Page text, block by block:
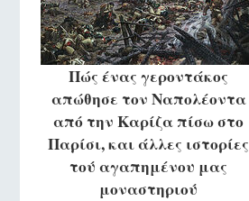
Πώς ένας γεροντάκος
απώθησε τον Ναπολέοντα
από την Καρίζα πίσω στο
Παρίσι, και άλλες ιστορίες
τού αγαπημένου μας
μοναστηριού